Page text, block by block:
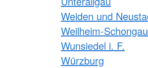
Weiden und
Weilheim-Schongau
Wunsiedel i. F.
Würzburg